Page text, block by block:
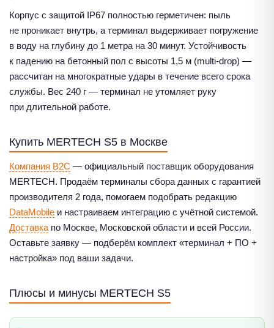
Корпус с защитой IP67 полностью герметичен: пыль
не проникает внутрь, а терминал выдерживает погружение
в воду на глубину до 1 метра на 30 минут. Устойчивость
к падению на бетонный пол с высоты 1,5 м (multi-drop) —
рассчитан на многократные удары в течение всего срока
службы. Вес 240 г — терминал не утомляет руку
при длительной работе.
Купить MERTECH S5 в Москве
Компания B2C — официальный поставщик оборудования
MERTECH. Продаём терминалы сбора данных с гарантией
производителя 2 года, помогаем подобрать редакцию
DataMobile и настраиваем интеграцию с учётной системой.
Доставка по Москве, Московской области и всей России.
Оставьте заявку — подберём комплект «терминал + ПО +
настройка» под ваши задачи.
Плюсы и минусы MERTECH S5